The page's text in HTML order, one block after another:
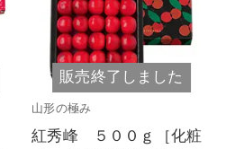
販売終了しました
山形の極み
紅秀峰 ５００ｇ［化粧